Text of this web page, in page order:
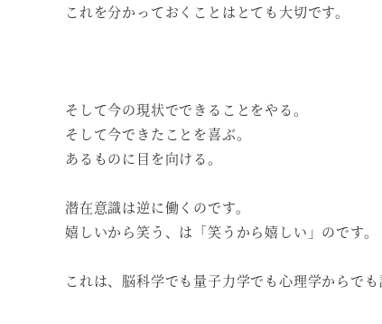
これを分かっておくことはとても大切です。
そして今の現状でできることをやる。
そして今できたことを喜ぶ。
あるものに目を向ける。
潜在意識は逆に働くのです。
嬉しいから笑う、は「笑うから嬉しい」のです。
これは、脳科学でも量子力学でも心理学からで